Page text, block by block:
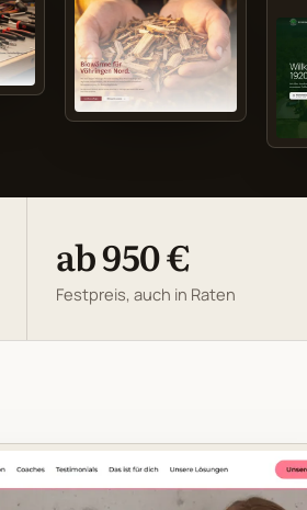
ab 950 €
Festpreis, auch in Raten